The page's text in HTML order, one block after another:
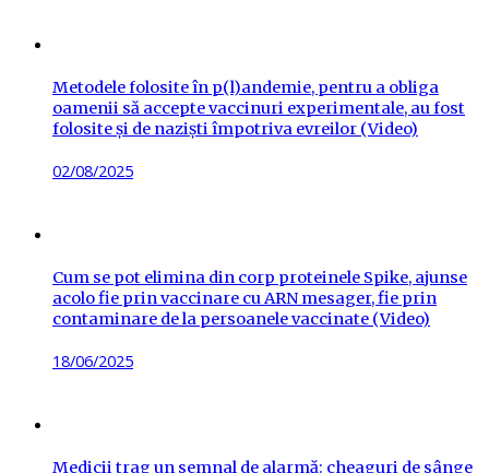
Metodele folosite în p(l)andemie, pentru a obliga
oamenii să accepte vaccinuri experimentale, au fost
folosite și de naziști împotriva evreilor (Video)
Posted
02/08/2025
Cum se pot elimina din corp proteinele Spike, ajunse
acolo fie prin vaccinare cu ARN mesager, fie prin
contaminare de la persoanele vaccinate (Video)
Posted
18/06/2025
Medicii trag un semnal de alarmă: cheaguri de sânge